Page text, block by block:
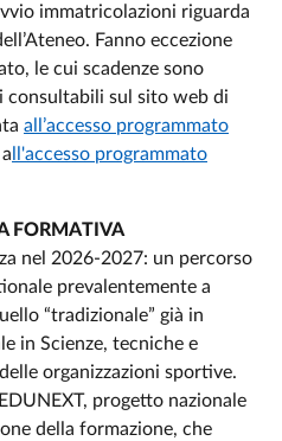
immatricolazioni riguarda
Fanno eccezione
le cui scadenze sono
consultabili sul sito web di
all’accesso programmato
ll'accesso programmato
FORMATIVA
nel 2026-2027: un percorso
prevalentemente a
“tradizionale” già in
in Scienze, tecniche e
organizzazioni sportive.
progetto nazionale
della formazione, che